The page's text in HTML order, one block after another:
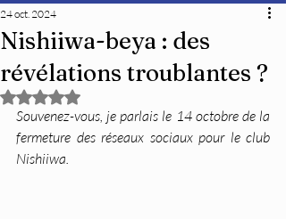
Nishiiwa-beya : des
révélations troublantes ?
24 oct. 2024
Noté NaN étoiles sur 5.
Souvenez-vous, je parlais le 14 octobre de la
fermeture des réseaux sociaux pour le club
Nishiiwa.